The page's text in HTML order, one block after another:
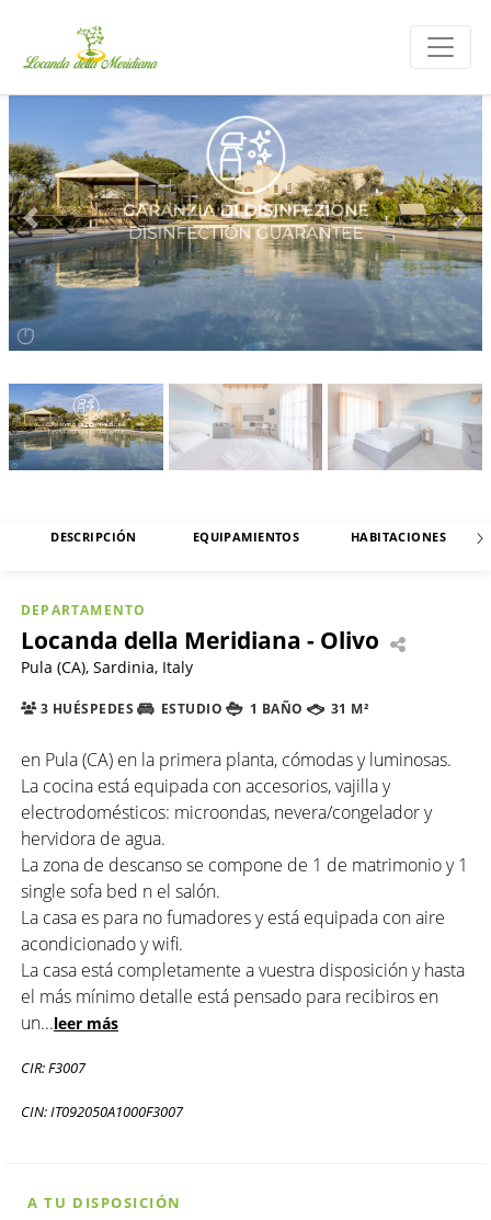
DESCRIPCIÓN EQUIPAMIENTOS HABITACIONES
DEPARTAMENTO
Locanda della Meridiana - Olivo
Pula (CA), Sardinia, Italy
3 HUÉSPEDES ESTUDIO 1 BAÑO 31 M²
en Pula (CA) en la primera planta, cómodas y luminosas.
La cocina está equipada con accesorios, vajilla y
electrodomésticos: microondas, nevera/congelador y
hervidora de agua.
La zona de descanso se compone de 1 de matrimonio y 1
single sofa bed n el salón.
La casa es para no fumadores y está equipada con aire
acondicionado y wifi.
La casa está completamente a vuestra disposición y hasta
el más mínimo detalle está pensado para recibiros en
un...leer más
CIR: F3007
CIN: IT092050A1000F3007
A TU DISPOSICIÓN